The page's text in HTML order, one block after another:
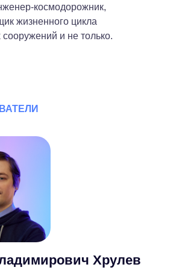
космодорожник,
жизненного цикла
сооружений и не только.
Хрулев